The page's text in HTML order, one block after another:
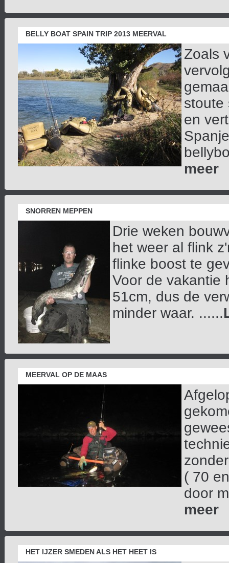
BELLY BOAT SPAIN TRIP 2013 MEERVAL
Zoals
stoute
en
meer
SNORREN MEPPEN
Drie weken
het weer al flink
flinke boost te
Voor de vakantie
51cm, dus de
minder waar. ......
MEERVAL OP DE MAAS
( 70
door
meer
HET IJZER SMEDEN ALS HET HEET IS